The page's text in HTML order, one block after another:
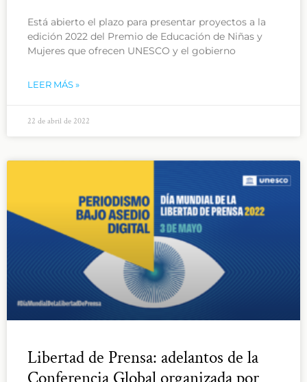
Está abierto el plazo para presentar proyectos a la
edición 2022 del Premio de Educación de Niñas y
Mujeres que ofrecen UNESCO y el gobierno
LEER MÁS »
22 de abril de 2022
Libertad de Prensa: adelantos de la